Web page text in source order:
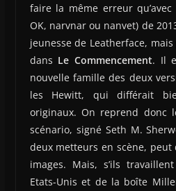
faire la même erreur
OK, narvnar ou nanvet) de
jeunesse de Leatherface,
dans Le Commencement. Il
nouvelle famille des deux
les Hewitt, qui différait
originaux. On reprend donc
scénario, signé Seth M.
deux metteurs en scène,
images. Mais, s’ils
Etats-Unis et de la boîte